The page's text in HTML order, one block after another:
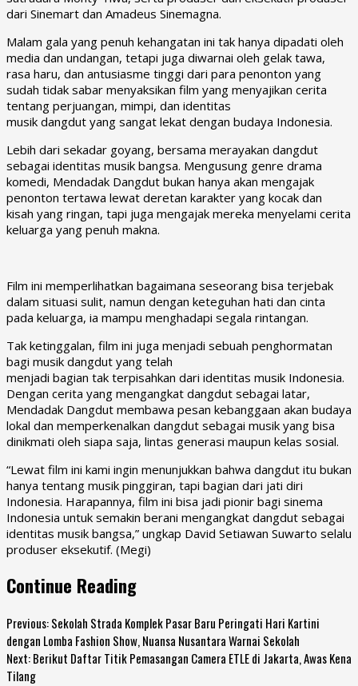
dari Sinemart dan Amadeus Sinemagna.
Malam gala yang penuh kehangatan ini tak hanya dipadati oleh
media dan undangan, tetapi juga diwarnai oleh gelak tawa,
rasa haru, dan antusiasme tinggi dari para penonton yang
sudah tidak sabar menyaksikan film yang menyajikan cerita
tentang perjuangan, mimpi, dan identitas
musik dangdut yang sangat lekat dengan budaya Indonesia.
Lebih dari sekadar goyang, bersama merayakan dangdut
sebagai identitas musik bangsa. Mengusung genre drama
komedi, Mendadak Dangdut bukan hanya akan mengajak
penonton tertawa lewat deretan karakter yang kocak dan
kisah yang ringan, tapi juga mengajak mereka menyelami cerita
keluarga yang penuh makna.
Film ini memperlihatkan bagaimana seseorang bisa terjebak
dalam situasi sulit, namun dengan keteguhan hati dan cinta
pada keluarga, ia mampu menghadapi segala rintangan.
Tak ketinggalan, film ini juga menjadi sebuah penghormatan
bagi musik dangdut yang telah
menjadi bagian tak terpisahkan dari identitas musik Indonesia.
Dengan cerita yang mengangkat dangdut sebagai latar,
Mendadak Dangdut membawa pesan kebanggaan akan budaya
lokal dan memperkenalkan dangdut sebagai musik yang bisa
dinikmati oleh siapa saja, lintas generasi maupun kelas sosial.
“Lewat film ini kami ingin menunjukkan bahwa dangdut itu bukan
hanya tentang musik pinggiran, tapi bagian dari jati diri
Indonesia. Harapannya, film ini bisa jadi pionir bagi sinema
Indonesia untuk semakin berani mengangkat dangdut sebagai
identitas musik bangsa,” ungkap David Setiawan Suwarto selalu
produser eksekutif. (Megi)
Continue Reading
Previous:Sekolah Strada Komplek Pasar Baru Peringati Hari Kartini
dengan Lomba Fashion Show, Nuansa Nusantara Warnai Sekolah
Next:Berikut Daftar Titik Pemasangan Camera ETLE di Jakarta, Awas Kena
Tilang